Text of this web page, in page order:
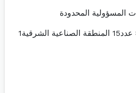
المسؤولية المحدودة
نهج8610 عدد15 المنطقة الصناعية الشرقية1